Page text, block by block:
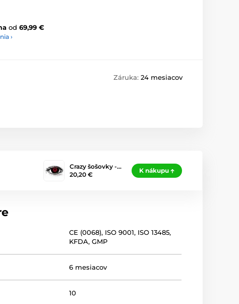
od 69,99 €
›
Záruka: 24 mesiacov
Crazy šošovky -…
20,20 €
K nákupu
CE (0068), ISO 9001, ISO 13485,
KFDA,GMP
6 mesiacov
10